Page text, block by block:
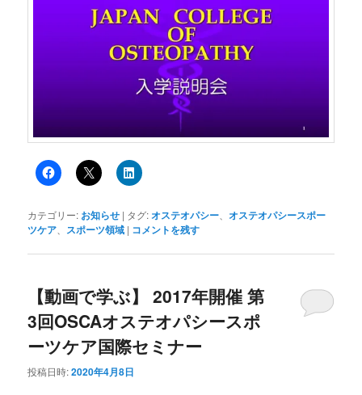
カテゴリー: お知らせ | タグ:オステオパシー 、オステオパシースポー
ツケア
スポーツ領域 | コメントを残す
【動画で学ぶ】 2017年開催 第
3回OSCAオステオパシースポ
ーツケア国際セミナー
投稿日時:2020年4月8日